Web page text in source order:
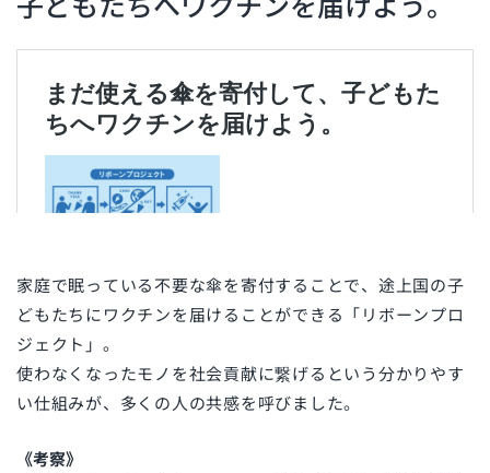
家庭で眠っている不要な傘を寄付することで、途上国の子
どもたちにワクチンを届けることができる「リボーンプロ
ジェクト」。
使わなくなったモノを社会貢献に繋げるという分かりやす
い仕組みが、多くの人の共感を呼びました。
《考察》